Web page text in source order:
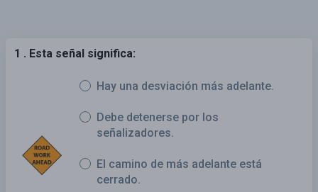
1 . Esta señal significa:
Hay una desviación más adelante.
Debe detenerse por los
señalizadores.
El camino de más adelante está
cerrado.